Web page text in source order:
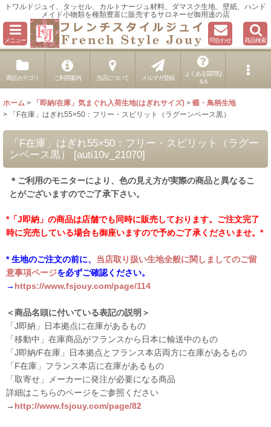
トワルドジュイ、タッセル、カルトナージュ材料、ダマスク生地、壁紙、ハンド
メイド小物類を種類豊富に販売するサロネーゼ御用達の店
メニュー 問合わせ 商品検索
商品カテゴリ ご利用案内 当店について メルマガ登録
よくある質問Q
＆A
ホーム > 「即納/在庫」気まぐれ入荷生地(はぎれサイズ) > 蝶・鳥柄生地
>
「F在庫」はぎれ55×50：フリー・スピリット（ラグーンベース黒）
「F在庫」はぎれ55×50：フリー・スピリット（ラグー
ンベース黒）
[auti10v_21070]
＊ご利用のモニターにより、色の見え方が実際の商品と異なるこ
とがございますのでご了承下さい。
*「J即納」の商品は店舗でも同時に販売しております。ご注文完了
時に完売している場合も御座いますので予めご了承くださいませ。*
* 生地のご注文の前に、 当店取り扱い生地全般に関しましてのご留
意事項ページを必ずご確認ください。
→ https://www.fsjouy.com/page/114
＜商品名頭に付いている表記の説明＞
「J即納」日本拠点に在庫があるもの
「移動中」在庫商品がフランスから日本に輸送中のもの
「J即納/F在庫」日本拠点とフランス本店両方に在庫があるもの
「F在庫」フランス本店に在庫があるもの
「取寄せ」メーカーに発注が必要になる商品
詳細はこちらのページをご参照ください
→ http://www.fsjouy.com/page/82